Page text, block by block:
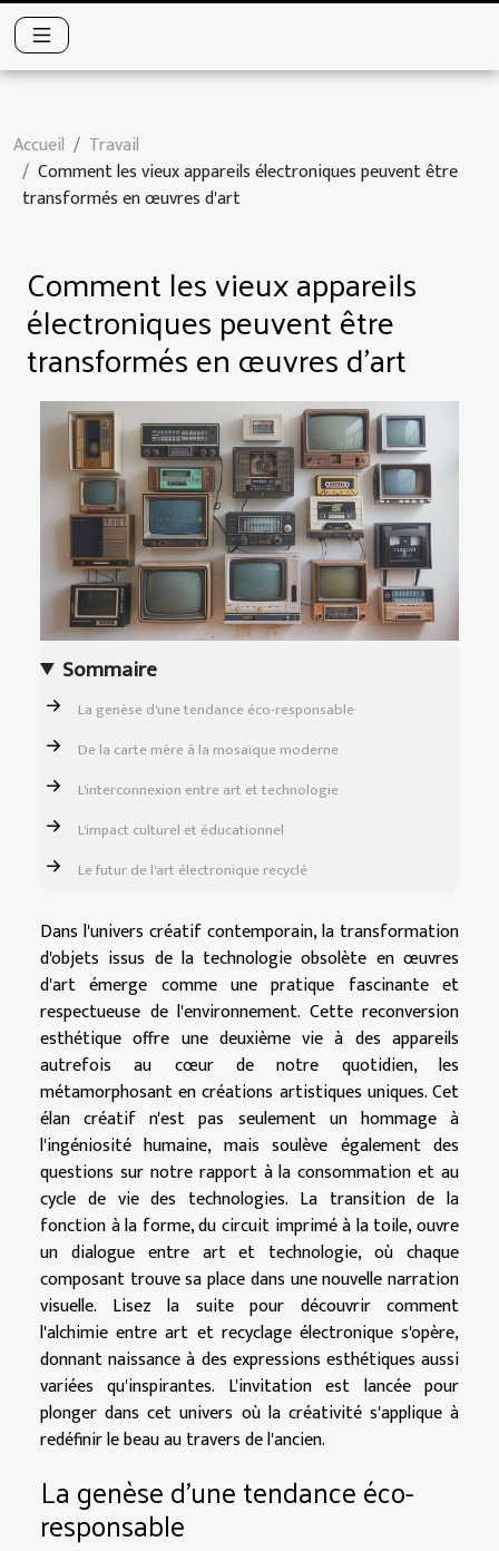
Accueil
Travail
Comment les vieux appareils électroniques peuvent être
transformés en œuvres d'art
Comment les vieux appareils
électroniques peuvent être
transformés en œuvres d'art
Sommaire
La genèse d'une tendance éco-responsable
De la carte mère à la mosaïque moderne
L'interconnexion entre art et technologie
L'impact culturel et éducationnel
Le futur de l'art électronique recyclé
Dans l'univers créatif contemporain, la transformation
d'objets issus de la technologie obsolète en œuvres
d'art émerge comme une pratique fascinante et
respectueuse de l'environnement. Cette reconversion
esthétique offre une deuxième vie à des appareils
autrefois au cœur de notre quotidien, les
métamorphosant en créations artistiques uniques. Cet
élan créatif n'est pas seulement un hommage à
l'ingéniosité humaine, mais soulève également des
questions sur notre rapport à la consommation et au
cycle de vie des technologies. La transition de la
fonction à la forme, du circuit imprimé à la toile, ouvre
un dialogue entre art et technologie, où chaque
composant trouve sa place dans une nouvelle narration
visuelle. Lisez la suite pour découvrir comment
l'alchimie entre art et recyclage électronique s'opère,
donnant naissance à des expressions esthétiques aussi
variées qu'inspirantes. L'invitation est lancée pour
plonger dans cet univers où la créativité s'applique à
redéfinir le beau au travers de l'ancien.
La genèse d'une tendance éco-
responsable